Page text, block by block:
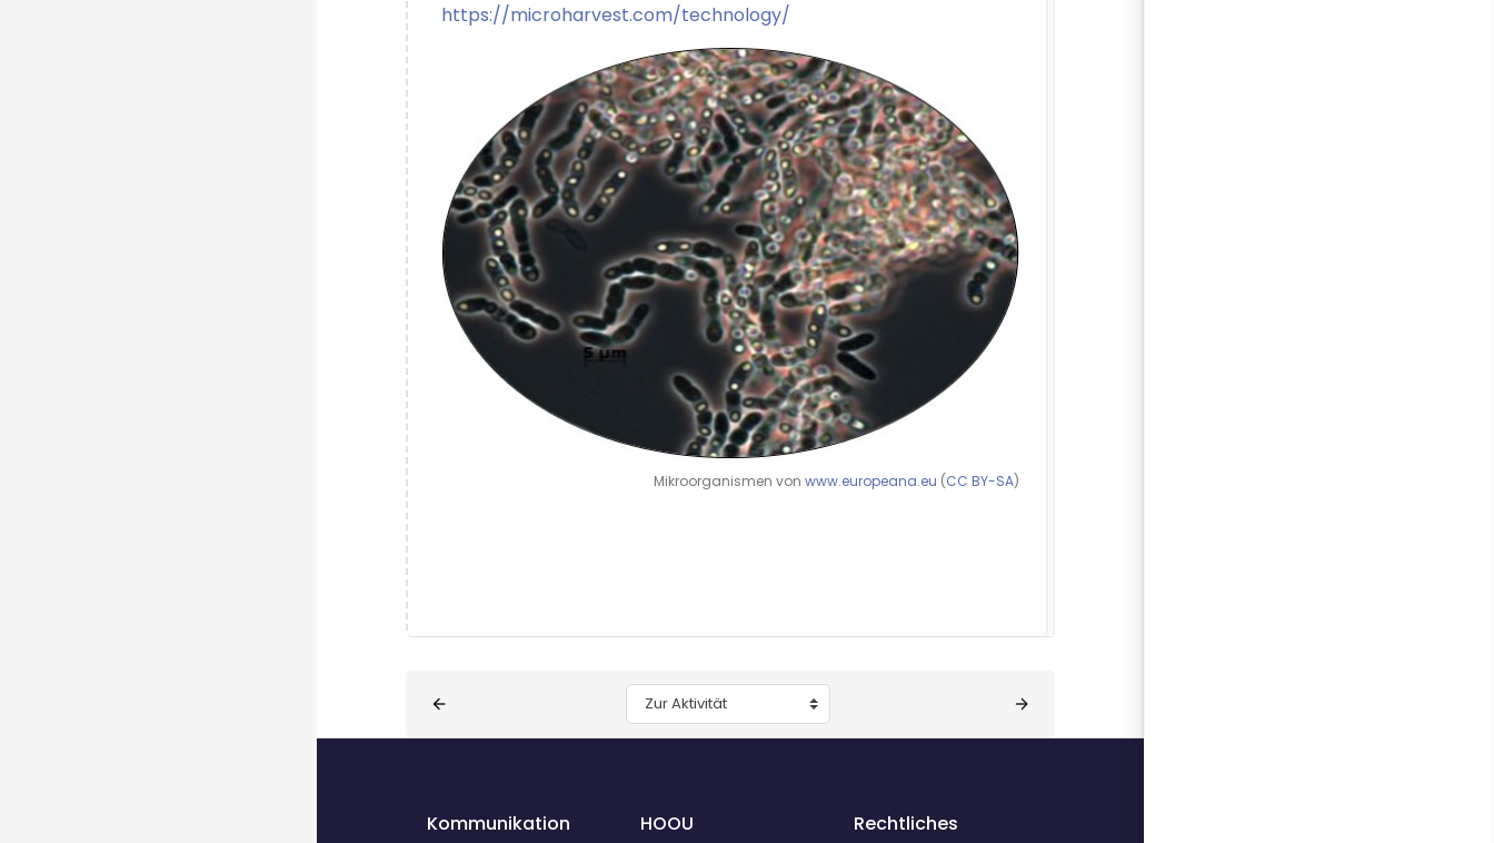
https://microharvest.com/technology/
Mikroorganismen von www.europeana.eu (CC BY-SA)
Blöcke Zur Aktivität
Kommunikation HOOU Rechtliches